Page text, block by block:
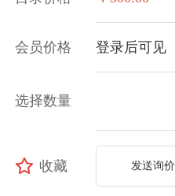
会员价格 登录后可见
选择数量
收藏 发送询价